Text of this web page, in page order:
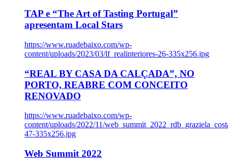
TAP e “The Art of Tasting Portugal”
apresentam Local Stars
https://www.ruadebaixo.com/wp-
content/uploads/2023/03/lf_realinteriores-26-335x256.jpg
“REAL BY CASA DA CALÇADA”, NO
PORTO, REABRE COM CONCEITO
RENOVADO
https://www.ruadebaixo.com/wp-
content/uploads/2022/11/
47-335x256.jpg
Web Summit 2022